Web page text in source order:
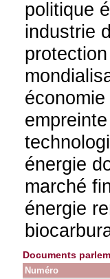
politique
industrie
énergie
marché
énergie
Documents
Numéro